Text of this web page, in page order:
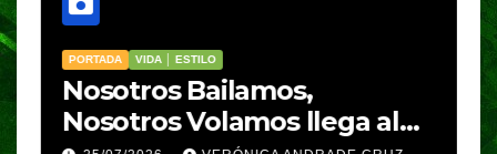
PORTADA VIDA │ ESTILO
Nosotros Bailamos,
Nosotros Volamos llega al